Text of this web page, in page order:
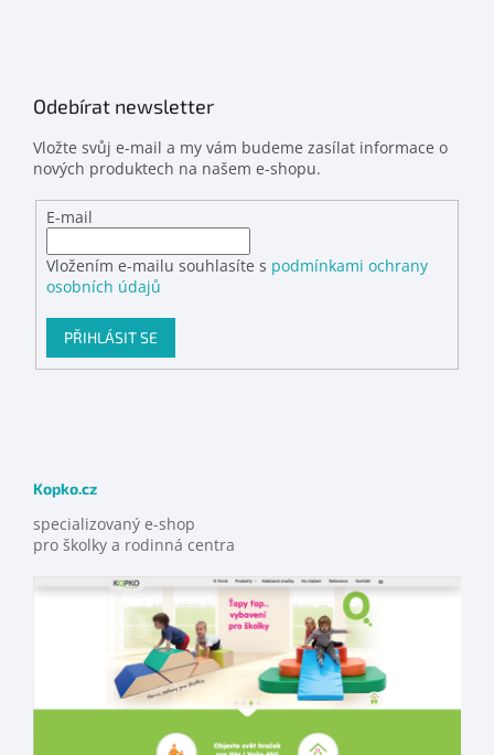
Odebírat newsletter
Vložte svůj e-mail a my vám budeme zasílat informace o
nových produktech na našem e-shopu.
E-mail
Vložením e-mailu souhlasíte s podmínkami ochrany
osobních údajů
PŘIHLÁSIT SE
Kopko.cz
specializovaný e-shop
pro školky a rodinná centra